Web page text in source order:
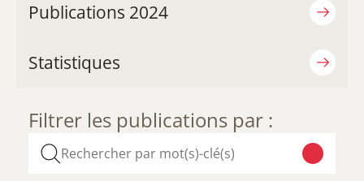
Publications 2024
Statistiques
Filtrer les publications par :